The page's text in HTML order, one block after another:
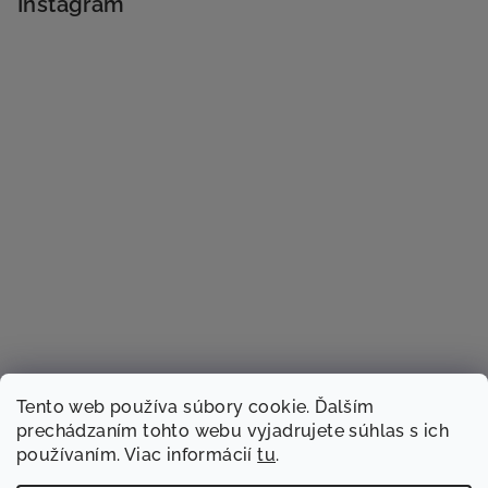
Tento web používa súbory cookie. Ďalším
prechádzaním tohto webu vyjadrujete súhlas s ich
používaním. Viac informáciítu.